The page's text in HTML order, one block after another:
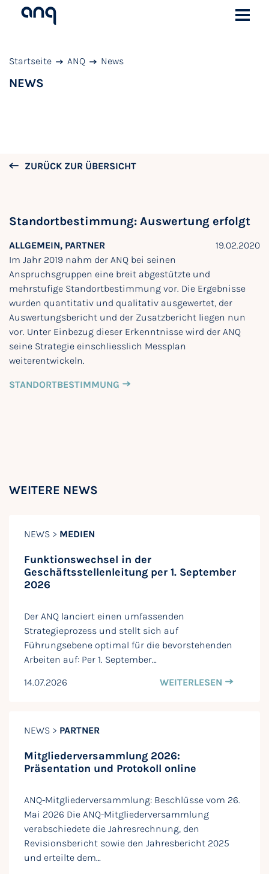
Startseite ANQ News
NEWS
ZURÜCK ZUR ÜBERSICHT
Standortbestimmung: Auswertung erfolgt
ALLGEMEIN, PARTNER
19.02.2020
Im Jahr 2019 nahm der ANQ bei seinen
Anspruchsgruppen eine breit abgestützte und
mehrstufige Standortbestimmung vor. Die Ergebnisse
wurden quantitativ und qualitativ ausgewertet, der
Auswertungsbericht und der Zusatzbericht liegen nun
vor. Unter Einbezug dieser Erkenntnisse wird der ANQ
seine Strategie einschliesslich Messplan
weiterentwickeln.
STANDORTBESTIMMUNG
WEITERE NEWS
NEWS > MEDIEN
Funktionswechsel in der
Geschäftsstellenleitung per 1. September
2026
Der ANQ lanciert einen umfassenden
Strategieprozess und stellt sich auf
Führungsebene optimal für die bevorstehenden
Arbeiten auf: Per 1. September…
14.07.2026
WEITERLESEN
NEWS > PARTNER
Mitgliederversammlung 2026:
Präsentation und Protokoll online
ANQ-Mitgliederversammlung: Beschlüsse vom 26.
Mai 2026 Die ANQ-Mitgliederversammlung
verabschiedete die Jahresrechnung, den
Revisionsbericht sowie den Jahresbericht 2025
und erteilte dem…